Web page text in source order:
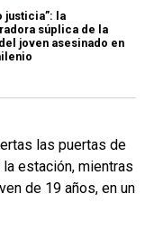
justicia”: la
súplica de la
joven asesinado en
las puertas de
estación, mientras
de 19 años, en un